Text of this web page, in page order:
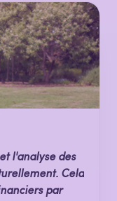
l'analyse des
Cela
par